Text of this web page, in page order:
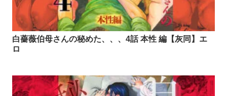
白薔薇伯母さんの秘めた、、、4話 本性 編【灰同】エ
ロ